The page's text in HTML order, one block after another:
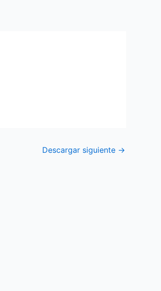
Descargar siguiente →